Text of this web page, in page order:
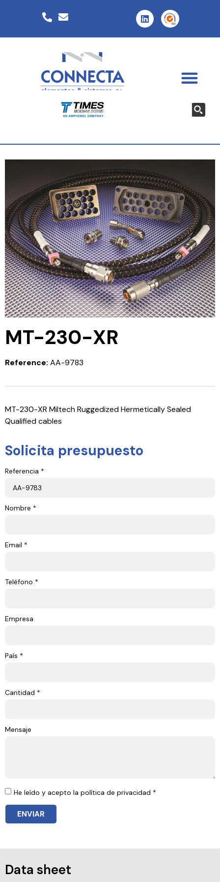
MT-230-XR
Reference: AA-9783
MT-230-XR Miltech Ruggedized Hermetically Sealed
Qualified cables
Solicita presupuesto
Referencia *
Nombre *
Email *
Teléfono *
Empresa
País *
Cantidad *
Mensaje
He leído y acepto la política de privacidad *
ENVIAR
Data sheet